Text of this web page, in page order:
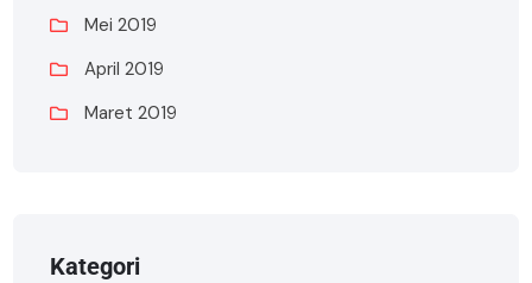
Mei 2019
April 2019
Maret 2019
Kategori